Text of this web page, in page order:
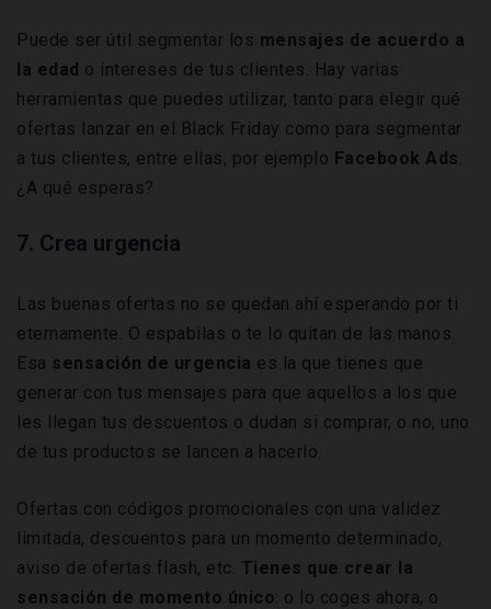
Puede ser útil segmentar los mensajes de acuerdo a
la edad o intereses de tus clientes. Hay varias
herramientas que puedes utilizar, tanto para elegir qué
ofertas lanzar en el Black Friday como para segmentar
a tus clientes, entre ellas, por ejemplo Facebook Ads.
¿A qué esperas?
7. Crea urgencia
Las buenas ofertas no se quedan ahí esperando por ti
eternamente. O espabilas o te lo quitan de las manos.
Esa sensación de urgencia es la que tienes que
generar con tus mensajes para que aquellos a los que
les llegan tus descuentos o dudan si comprar, o no, uno
de tus productos se lancen a hacerlo.
Ofertas con códigos promocionales con una validez
limitada, descuentos para un momento determinado,
aviso de ofertas flash, etc. Tienes que crear la
sensación de momento único: o lo coges ahora, o